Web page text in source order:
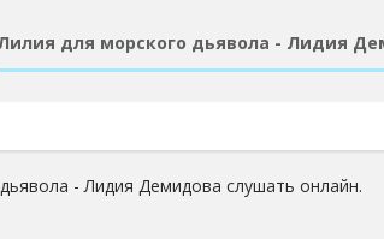
для морского дьявола - Лидия
- Лидия Демидова слушать онлайн.